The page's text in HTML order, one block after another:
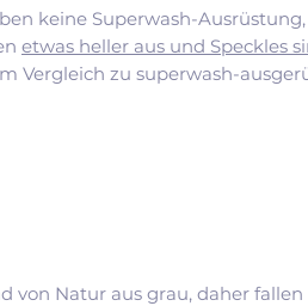
keine Superwash-
etwas heller aus und Speckles
Vergleich zu superwash-
von Natur aus grau, daher